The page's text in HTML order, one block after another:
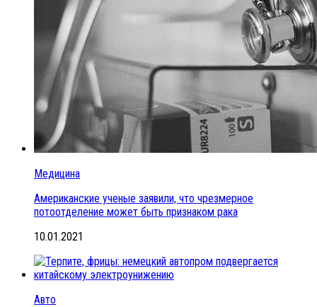
Медицина
Американские ученые заявили, что чрезмерное
потоотделение может быть признаком рака
10.01.2021
Авто